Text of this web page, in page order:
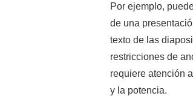
Por ejemplo,
de una
texto de las
restricciones de
requiere atención
y la potencia.